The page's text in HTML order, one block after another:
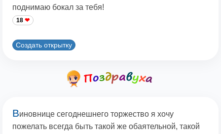
поднимаю бокал за тебя!
18
Создать открытку
Виновнице сегоднешнего торжество я хочу
пожелать всегда быть такой же обаятельной, такой